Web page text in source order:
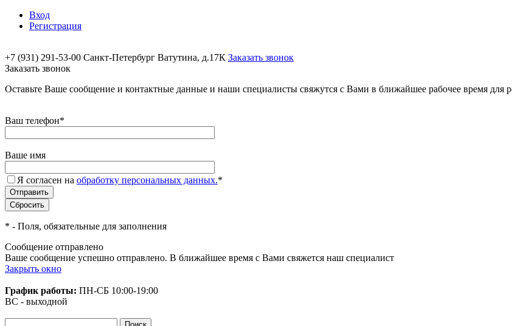
Вход
Регистрация
+7 (931) 291-53-00 Санкт-Петербург Ватутина, д.17К Заказать звонок
Заказать звонок
Оставьте Ваше сообщение и контактные данные и наши специалисты свяжутся с Вами в ближайшее рабочее время для
Ваш телефон*
Ваше имя
Я согласен на обработку персональных данных.*
* - Поля, обязательные для заполнения
Сообщение отправлено
Ваше сообщение успешно отправлено. В ближайшее время с Вами свяжется наш специалист
Закрыть окно
График работы: ПН-СБ 10:00-19:00
ВС - выходной